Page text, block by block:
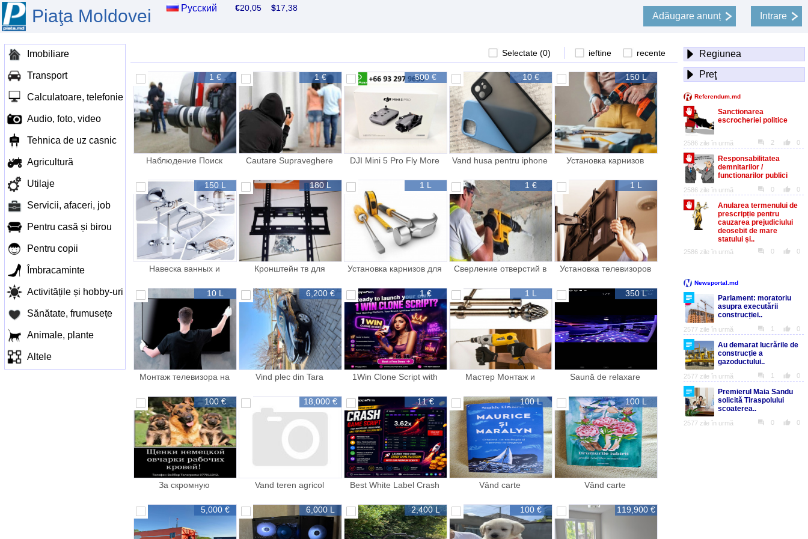
Piaţa Moldovei Русский €20,05$17,38
Adăugare anunț Intrare
Imobiliare
Transport
Calculatoare, telefonie
Audio, foto, video
Tehnica de uz casnic
Agricultură
Utilaje
Servicii, afaceri, job
Pentru casă și birou
Pentru copii
Îmbracaminte
Activitățile și hobby-uri
Sănătate, frumusețe
Animale, plante
Altele
Regiunea
Preţ
ieftine recente
Selectate (0)
1 €
Наблюдение Поиск
1 €
Cautare Supraveghere
Agentie de detectivi
500 €
DJI Mini 5 Pro Fly More
10 €
Vand husa pentru iphone
150 L
Установка карнизов
150 L
Навеска ванных и
180 L
Кронштейн тв для
1 L
Установка карнизов для
1 €
Сверление отверстий в
1 L
Установка телевизоров
10 L
Монтаж телевизора на
6,200 €
Vind plec din Tara
1 €
1Win Clone Script with
Casino
1 L
Мастер Монтаж и
350 L
Saună de relaxare
100 €
За скромную
18,000 €
Vand teren agricol
11 €
Best White Label Crash
Startups
100 L
Vând carte
100 L
Vând carte
5,000 € 6,000 L 2,400 L 100 € 119,900 €